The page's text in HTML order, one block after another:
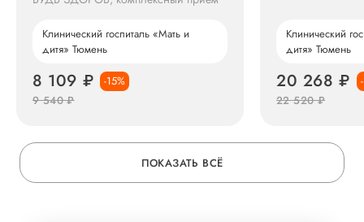
Клинический госпиталь «Мать и
дитя» Тюмень
8 109 ₽
-15%
9 540 ₽
Клинический
дитя» Тюмень
20 268 ₽
22 520 ₽
ПОКАЗАТЬ ВСЁ